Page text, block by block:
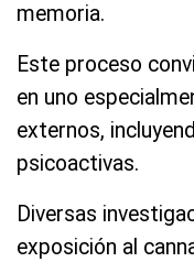
memoria.
Este proceso
en uno
externos,
psicoactivas.
Diversas
exposición al